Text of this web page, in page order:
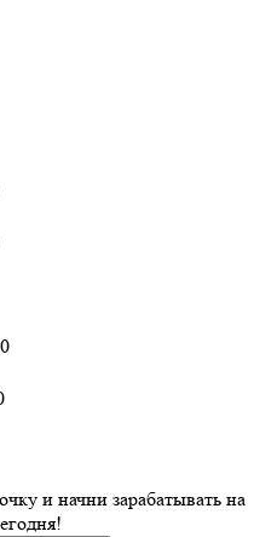
и начни зарабатывать на